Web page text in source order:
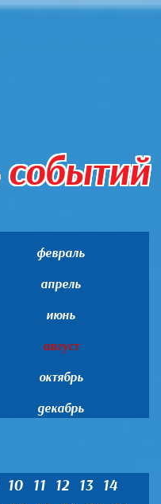
февраль
апрель
июнь
август
октябрь
декабрь
10 11 12 13 14